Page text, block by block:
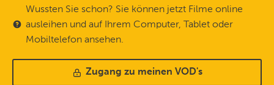
Wussten Sie schon? Sie können jetzt Filme online
ausleihen und auf Ihrem Computer, Tablet oder
Mobiltelefon ansehen.
Zugang zu meinen VOD's